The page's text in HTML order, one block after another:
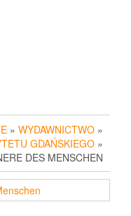
» WYDAWNICTWO »
GDAŃSKIEGO »
DES MENSCHEN